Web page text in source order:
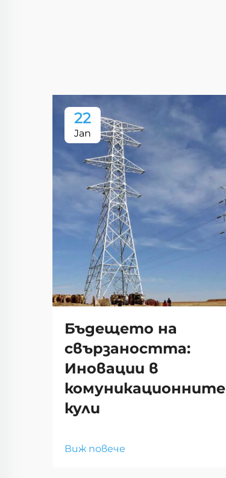
22
Jan
Бъдещето на
свързаността:
Иновации в
комуникационните
кули
Виж повече